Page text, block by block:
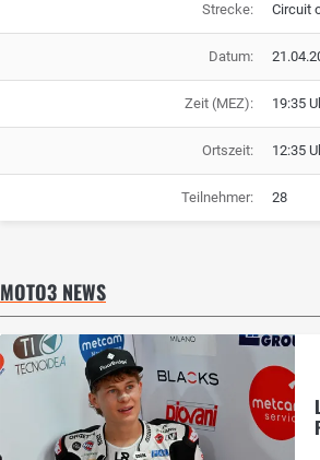
Strecke: Circuit
Datum:
Zeit (MEZ): 19:35
Ortszeit: 12:35
Teilnehmer: 28
MOTO3 NEWS